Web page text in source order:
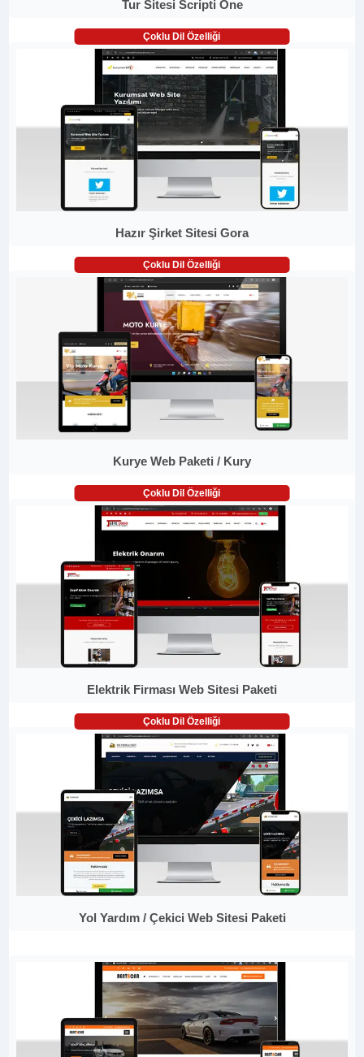
Tur Sitesi Scripti One
Çoklu Dil Özelliği
Hazır Şirket Sitesi Gora
Çoklu Dil Özelliği
Kurye Web Paketi / Kury
Çoklu Dil Özelliği
Elektrik Firması Web Sitesi Paketi
Çoklu Dil Özelliği
Yol Yardım / Çekici Web Sitesi Paketi